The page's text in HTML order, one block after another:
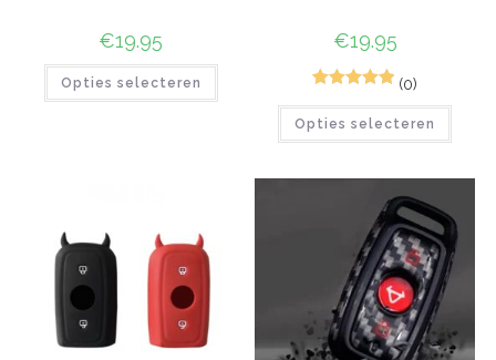
€19.95
Opties selecteren
€19.95
5.00op 5
waardering
(0)
Opties selecteren